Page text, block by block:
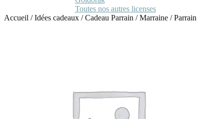
Toutes nos autres licenses
Accueil /Idées cadeaux /Cadeau Parrain / Marraine /Parrain